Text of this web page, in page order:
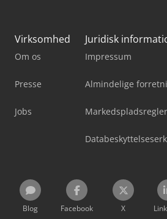
Virksomhed
Om os
Presse
Jobs
Juridisk
Impressum
Almindelige
Markedspladsregler
Blog Facebook X